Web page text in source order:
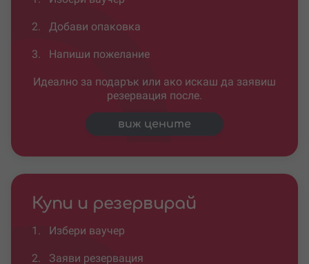
2. Добави опаковка
3. Напиши пожелание
Идеално за подарък или ако искаш да заявиш
резервация после.
виж цените
Купи и резервирай
1. Избери ваучер
2. Заяви резервация